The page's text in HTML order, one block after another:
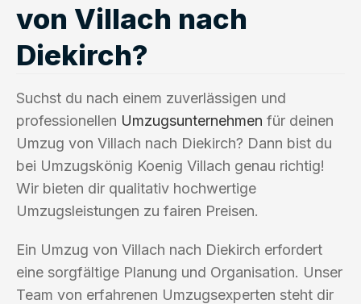
von Villach nach
Diekirch?
Suchst du nach einem zuverlässigen und
professionellen Umzugsunternehmen für deinen
Umzug von Villach nach Diekirch? Dann bist du
bei Umzugskönig Koenig Villach genau richtig!
Wir bieten dir qualitativ hochwertige
Umzugsleistungen zu fairen Preisen.
Ein Umzug von Villach nach Diekirch erfordert
eine sorgfältige Planung und Organisation. Unser
Team von erfahrenen Umzugsexperten steht dir